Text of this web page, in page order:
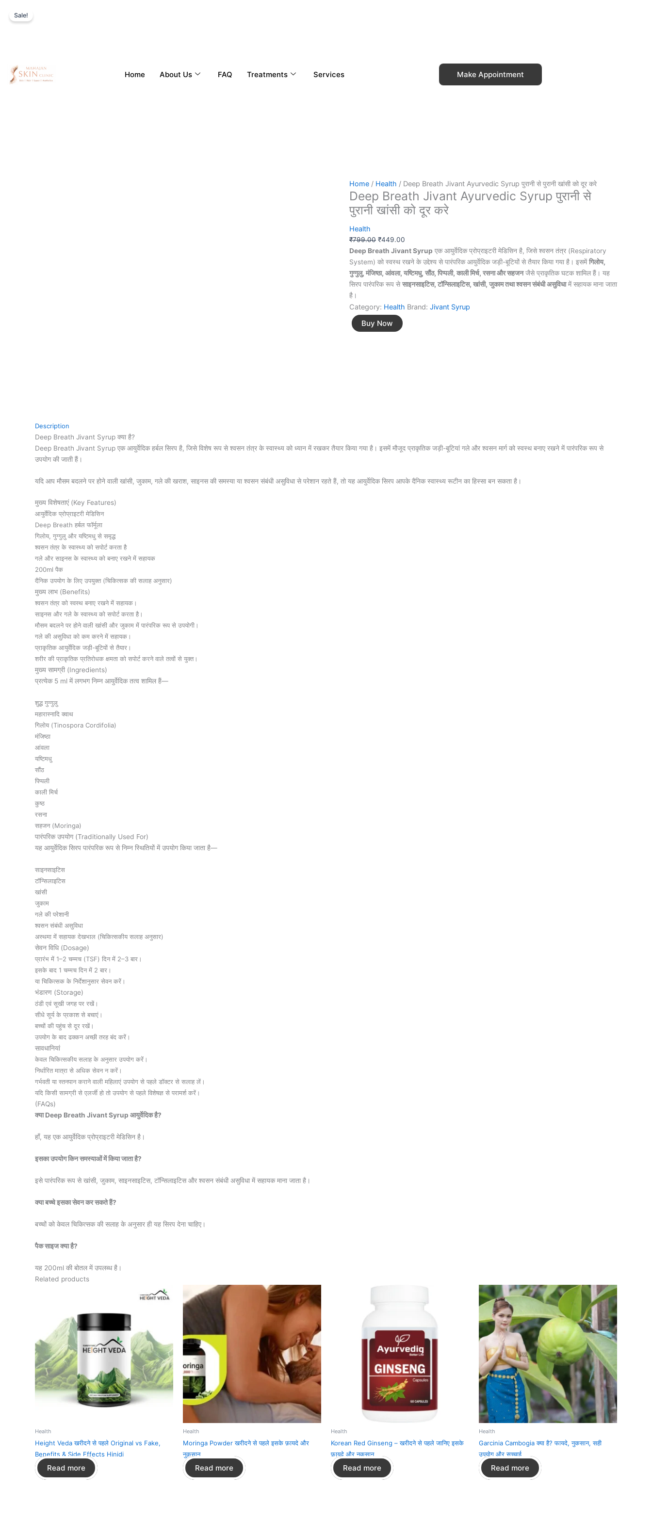
Home About Us FAQ Treatments Services Make Appointment
Sale!
Home / Health / Deep Breath Jivant Ayurvedic Syrup पुरानी से पुरानी खांसी को दूर करे
Deep Breath Jivant Ayurvedic Syrup पुरानी से
पुरानी खांसी को दूर करे
Health
₹799.00 ₹449.00
Deep Breath Jivant Syrup एक आयुर्वेदिक प्रोप्राइटरी मेडिसिन है, जिसे श्वसन तंत्र (Respiratory
System) को स्वस्थ रखने के उद्देश्य से पारंपरिक आयुर्वेदिक जड़ी-बूटियों से तैयार किया गया है। इसमेंगिलोय,
गुग्गुलु, मंजिष्ठा, आंवला, यष्टिमधु, सौंठ, पिप्पली, काली मिर्च, रसना और सहजनजैसे प्राकृतिक घटक शामिल हैं। यह
सिरप पारंपरिक रूप सेसाइनसाइटिस, टॉन्सिलाइटिस, खांसी, जुकाम तथा श्वसन संबंधी असुविधामें सहायक माना जाता
है।
Category: Health Brand: Jivant Syrup
Buy Now
Description
Deep Breath Jivant Syrup क्या है?
Deep Breath Jivant Syrup एक आयुर्वेदिक हर्बल सिरप है, जिसे विशेष रूप से श्वसन तंत्र के स्वास्थ्य को ध्यान में रखकर तैयार किया गया है। इसमें मौजूद प्राकृतिक जड़ी-बूटियां गले और श्वसन मार्ग को स्वस्थ बनाए रखने में पारंपरिक रूप से
उपयोग की जाती हैं।
यदि आप मौसम बदलने पर होने वाली खांसी, जुकाम, गले की खराश, साइनस की समस्या या श्वसन संबंधी असुविधा से परेशान रहते हैं, तो यह आयुर्वेदिक सिरप आपके दैनिक स्वास्थ्य रूटीन का हिस्सा बन सकता है।
मुख्य विशेषताएं (Key Features)
आयुर्वेदिक प्रोप्राइटरी मेडिसिन
Deep Breath हर्बल फॉर्मूला
गिलोय, गुग्गुलु और यष्टिमधु से समृद्ध
श्वसन तंत्र के स्वास्थ्य को सपोर्ट करता है
गले और साइनस के स्वास्थ्य को बनाए रखने में सहायक
200ml पैक
दैनिक उपयोग के लिए उपयुक्त (चिकित्सक की सलाह अनुसार)
मुख्य लाभ (Benefits)
श्वसन तंत्र को स्वस्थ बनाए रखने में सहायक।
साइनस और गले के स्वास्थ्य को सपोर्ट करता है।
मौसम बदलने पर होने वाली खांसी और जुकाम में पारंपरिक रूप से उपयोगी।
गले की असुविधा को कम करने में सहायक।
प्राकृतिक आयुर्वेदिक जड़ी-बूटियों से तैयार।
शरीर की प्राकृतिक प्रतिरोधक क्षमता को सपोर्ट करने वाले तत्वों से युक्त।
मुख्य सामग्री (Ingredients)
प्रत्येक 5 ml में लगभग निम्न आयुर्वेदिक तत्व शामिल हैं—
शुद्ध गुग्गुलु
महारास्नादि क्वाथ
गिलोय (Tinospora Cordifolia)
मंजिष्ठा
आंवला
यष्टिमधु
सौंठ
पिप्पली
काली मिर्च
कुष्ठ
रसना
सहजन (Moringa)
पारंपरिक उपयोग (Traditionally Used For)
यह आयुर्वेदिक सिरप पारंपरिक रूप से निम्न स्थितियों में उपयोग किया जाता है—
साइनसाइटिस
टॉन्सिलाइटिस
खांसी
जुकाम
गले की परेशानी
श्वसन संबंधी असुविधा
अस्थमा में सहायक देखभाल (चिकित्सकीय सलाह अनुसार)
सेवन विधि (Dosage)
प्रारंभ में 1–2 चम्मच (TSF) दिन में 2–3 बार।
इसके बाद 1 चम्मच दिन में 2 बार।
या चिकित्सक के निर्देशानुसार सेवन करें।
भंडारण (Storage)
ठंडी एवं सूखी जगह पर रखें।
सीधे सूर्य के प्रकाश से बचाएं।
बच्चों की पहुंच से दूर रखें।
उपयोग के बाद ढक्कन अच्छी तरह बंद करें।
सावधानियां
केवल चिकित्सकीय सलाह के अनुसार उपयोग करें।
निर्धारित मात्रा से अधिक सेवन न करें।
गर्भवती या स्तनपान कराने वाली महिलाएं उपयोग से पहले डॉक्टर से सलाह लें।
यदि किसी सामग्री से एलर्जी हो तो उपयोग से पहले विशेषज्ञ से परामर्श करें।
(FAQs)
क्या Deep Breath Jivant Syrup आयुर्वेदिक है?
हाँ, यह एक आयुर्वेदिक प्रोप्राइटरी मेडिसिन है।
इसका उपयोग किन समस्याओं में किया जाता है?
इसे पारंपरिक रूप से खांसी, जुकाम, साइनसाइटिस, टॉन्सिलाइटिस और श्वसन संबंधी असुविधा में सहायक माना जाता है।
क्या बच्चे इसका सेवन कर सकते हैं?
बच्चों को केवल चिकित्सक की सलाह के अनुसार ही यह सिरप देना चाहिए।
पैक साइज क्या है?
यह 200ml की बोतल में उपलब्ध है।
Related products
Health
Height Veda खरीदने से पहले Original vs Fake,
Benefits & Side Effects Hinidi
Read more
Health
Moringa Powder खरीदने से पहले इसके फ़ायदे और
नुक़सान
Read more
Health
Korean Red Ginseng – खरीदने से पहले जानिए इसके
फ़ायदे और नुक़सान
Read more
Health
Garcinia Cambogia क्या है? फायदे, नुकसान, सही
उपयोग और सच्चाई
Read more